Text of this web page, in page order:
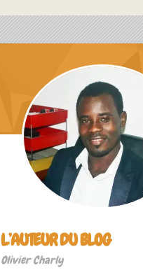
L’AUTEUR DU BLOG
Olivier Charly